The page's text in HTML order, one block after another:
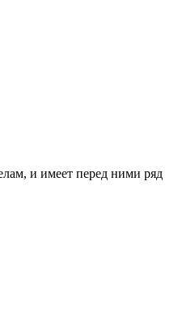
и имеет перед ними ряд